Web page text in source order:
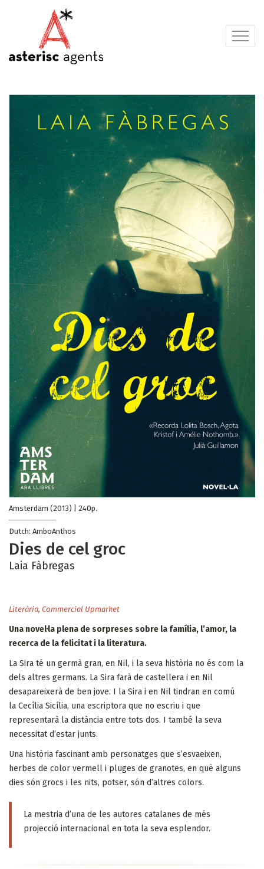
Amsterdam (2013) | 240p.
Dutch: AmboAnthos
Dies de cel groc
Laia Fàbregas
Literària, Commercial Upmarket
Una novel·la plena de sorpreses sobre la família, l’amor, la
recerca de la felicitat i la literatura.
La Sira té un germà gran, en Nil, i la seva història no és com la
dels altres germans. La Sira farà de castellera i en Nil
desapareixerà de ben jove. I la Sira i en Nil tindran en comú
la Cecília Sicília, una escriptora que no escriu i que
representarà la distància entre tots dos. I també la seva
necessitat d’estar junts.
Una història fascinant amb personatges que s’esvaeixen,
herbes de color vermell i pluges de granotes, en què alguns
dies són grocs i les nits, potser, són d’altres colors.
La mestria d’una de les autores catalanes de més
projecció internacional en tota la seva esplendor.